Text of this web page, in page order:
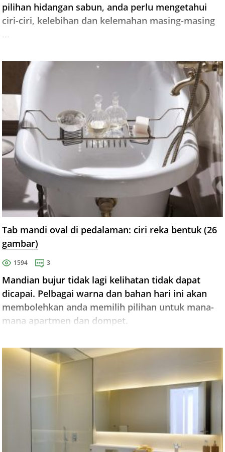
pilihan hidangan sabun, anda perlu mengetahui
ciri-ciri, kelebihan dan kelemahan masing-masing
Tab mandi oval di pedalaman: ciri reka bentuk (26
gambar)
1594 3
Mandian bujur tidak lagi kelihatan tidak dapat
dicapai. Pelbagai warna dan bahan hari ini akan
membolehkan anda memilih pilihan untuk mana-
mana apartmen dan dompet.